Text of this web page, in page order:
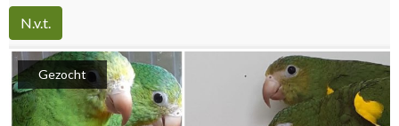
N.v.t.
Gezocht